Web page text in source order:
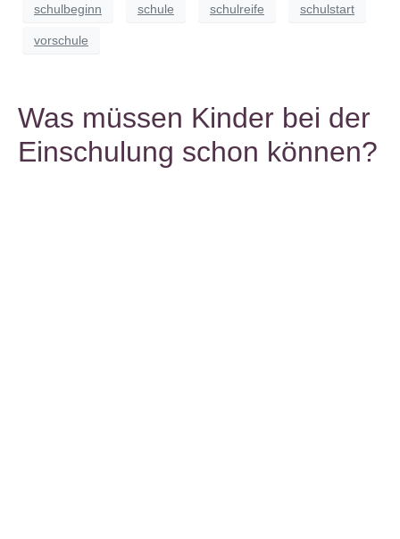
schulbeginn schule schulreife schulstart
vorschule
Was müssen Kinder bei der
Einschulung schon können?